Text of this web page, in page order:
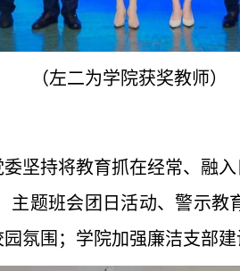
（左二为学院获奖教师）
坚持将教育抓在经常、融
题班会团日活动、警示
氛围；学院加强廉洁支部建